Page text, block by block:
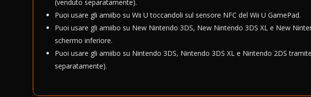
(venduto separatamente).
Puoi usare gli amiibo su Wii U toccandoli sul sensore NFC del Wii U GamePad.
Puoi usare gli amiibo su New Nintendo 3DS, New Nintendo 3DS XL e New
schermo inferiore.
Puoi usare gli amiibo su Nintendo 3DS, Nintendo 3DS XL e Nintendo 2DS
separatamente).